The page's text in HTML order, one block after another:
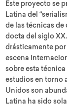
Este proyecto se
Latina del
de las técnicas
docta del siglo
drásticamente
escena
sobre esta
estudios en torno
Unidos son
Latina ha sido